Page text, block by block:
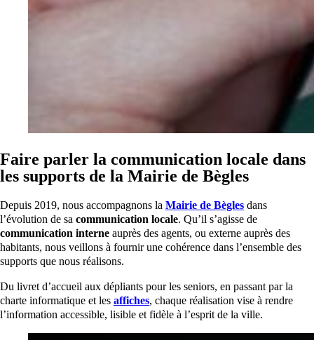
Faire parler la communication locale dans
les supports de la Mairie de Bègles
Depuis 2019, nous accompagnons la Mairie de Bègles dans
l’évolution de sa communication locale. Qu’il s’agisse de
communication interne auprès des agents, ou externe auprès des
habitants, nous veillons à fournir une cohérence dans l’ensemble des
supports que nous réalisons.
Du livret d’accueil aux dépliants pour les seniors, en passant par la
charte informatique et les affiches, chaque réalisation vise à rendre
l’information accessible, lisible et fidèle à l’esprit de la ville.